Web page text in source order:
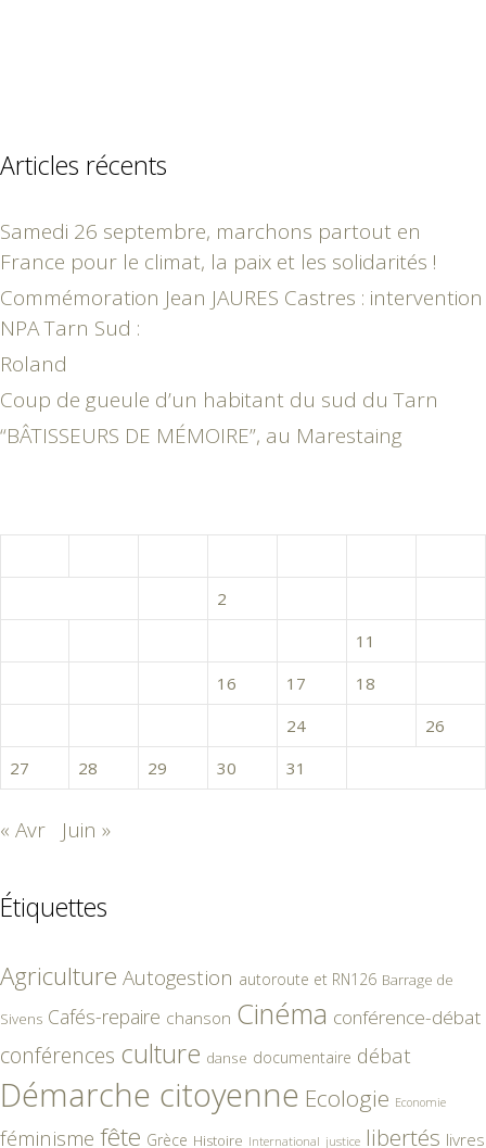
Articles récents
Samedi 26 septembre, marchons partout en
France pour le climat, la paix et les solidarités !
Commémoration Jean JAURES Castres : intervention
NPA Tarn Sud :
Roland
Coup de gueule d’un habitant du sud du Tarn
“BÂTISSEURS DE MÉMOIRE”, au Marestaing
2
11
16 17 18
24
26
27
28 29 30 31
« Avr Juin »
Étiquettes
Agriculture Autogestion autoroute et RN126 Barrage de
Sivens Cafés-repaire chanson Cinéma conférence-débat
conférences culture danse documentaire débat
Démarche citoyenne Ecologie Economie
féminisme fête Grèce Histoire International justice libertés livres